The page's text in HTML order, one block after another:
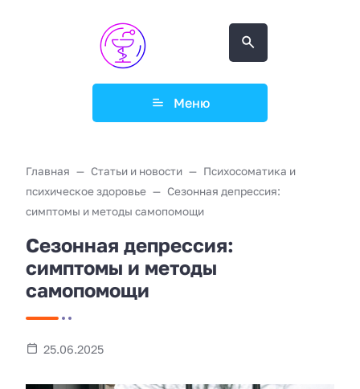
Меню
Главная Статьи и новости
Психосоматика и
психическое здоровье
Сезонная депрессия:
симптомы и методы самопомощи
Сезонная депрессия:
симптомы и методы
самопомощи
25.06.2025